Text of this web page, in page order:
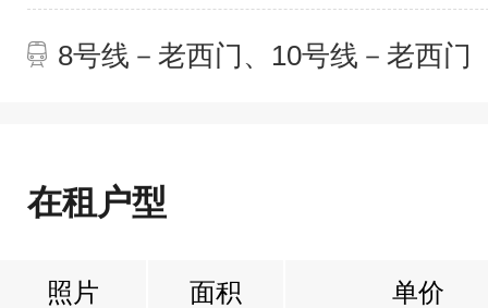
8号线－老西门、10号线－老西门
在租户型
照片 面积 单价